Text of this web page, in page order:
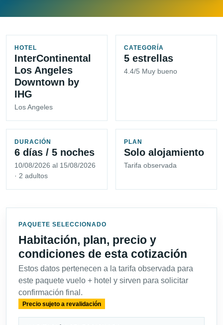
HOTEL
InterContinental
Los Angeles
Downtown by
IHG
Los Angeles
CATEGORÍA
5 estrellas
4.4/5 Muy bueno
DURACIÓN
6 días / 5 noches
10/08/2026 al 15/08/2026
· 2 adultos
PLAN
Solo alojamiento
Tarifa observada
PAQUETE SELECCIONADO
Habitación, plan, precio y
condiciones de esta cotización
Estos datos pertenecen a la tarifa observada para
este paquete vuelo + hotel y sirven para solicitar
confirmación final.
Precio sujeto a revalidación